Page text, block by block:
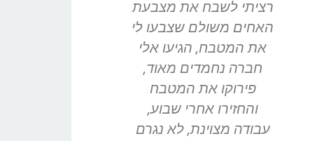
רציתי לשבח את מצבעת
האחים משולם שצבעו לי
את המטבח, הגיעו אלי
חברה נחמדים מאוד,
פירוקו את המטבח
והחזירו אחרי שבוע,
עבודה מצוינת, לא נגרם